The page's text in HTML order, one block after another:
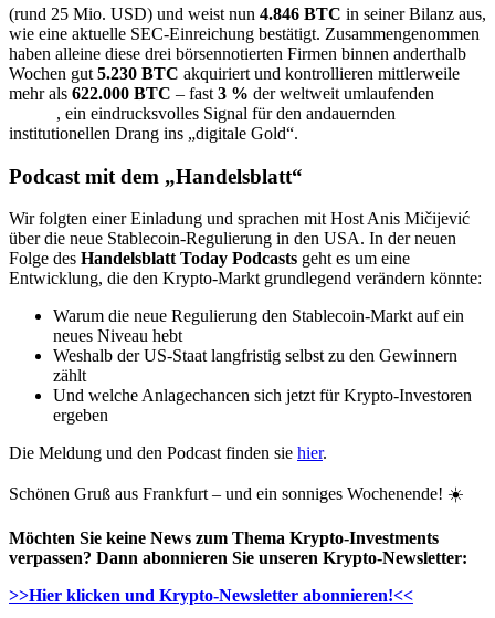
(rund 25 Mio. USD) und weist nun 4.846 BTC in seiner Bilanz aus,
wie eine aktuelle SEC-Einreichung bestätigt. Zusammengenommen
haben alleine diese drei börsennotierten Firmen binnen anderthalb
Wochen gut 5.230 BTC akquiriert und kontrollieren mittlerweile
mehr als 622.000 BTC – fast 3 % der weltweit umlaufenden
, ein eindrucksvolles Signal für den andauernden
institutionellen Drang ins „digitale Gold“.
Podcast mit dem „Handelsblatt“
Wir folgten einer Einladung und sprachen mit Host Anis Mičijević
über die neue Stablecoin-Regulierung in den USA. In der neuen
Folge des Handelsblatt Today Podcasts geht es um eine
Entwicklung, die den Krypto-Markt grundlegend verändern könnte:
Warum die neue Regulierung den Stablecoin-Markt auf ein
neues Niveau hebt
Weshalb der US-Staat langfristig selbst zu den Gewinnern
zählt
Und welche Anlagechancen sich jetzt für Krypto-Investoren
ergeben
Die Meldung und den Podcast finden sie hier.
Schönen Gruß aus Frankfurt – und ein sonniges Wochenende! ☀️
Möchten Sie keine News zum Thema Krypto-Investments
verpassen? Dann abonnieren Sie unseren Krypto-Newsletter:
>>Hier klicken und Krypto-Newsletter abonnieren!<<